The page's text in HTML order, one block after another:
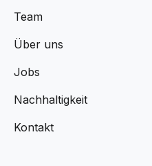
Team
Über uns
Jobs
Nachhaltigkeit
Kontakt